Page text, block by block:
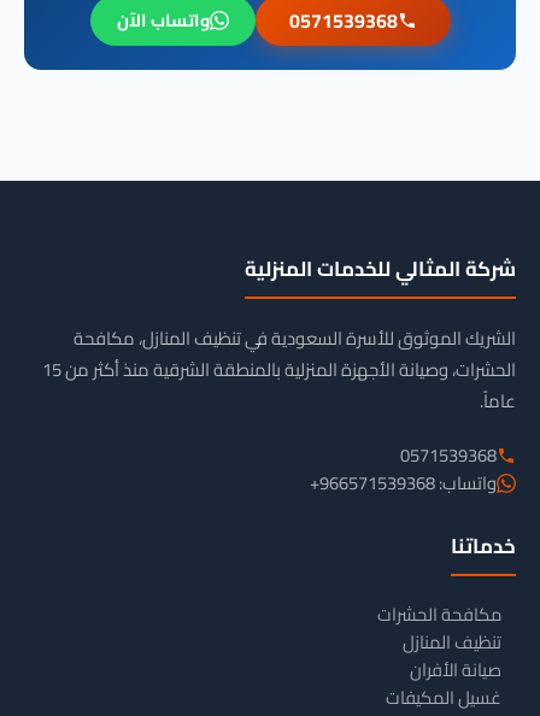
0571539368 واتساب الآن
شركة المثالي للخدمات المنزلية
الشريك الموثوق للأسرة السعودية في تنظيف المنازل، مكافحة
الحشرات، وصيانة الأجهزة المنزلية بالمنطقة الشرقية منذ أكثر من 15
عاماً.
0571539368
واتساب: 966571539368+
خدماتنا
مكافحة الحشرات
تنظيف المنازل
صيانة الأفران
غسيل المكيفات